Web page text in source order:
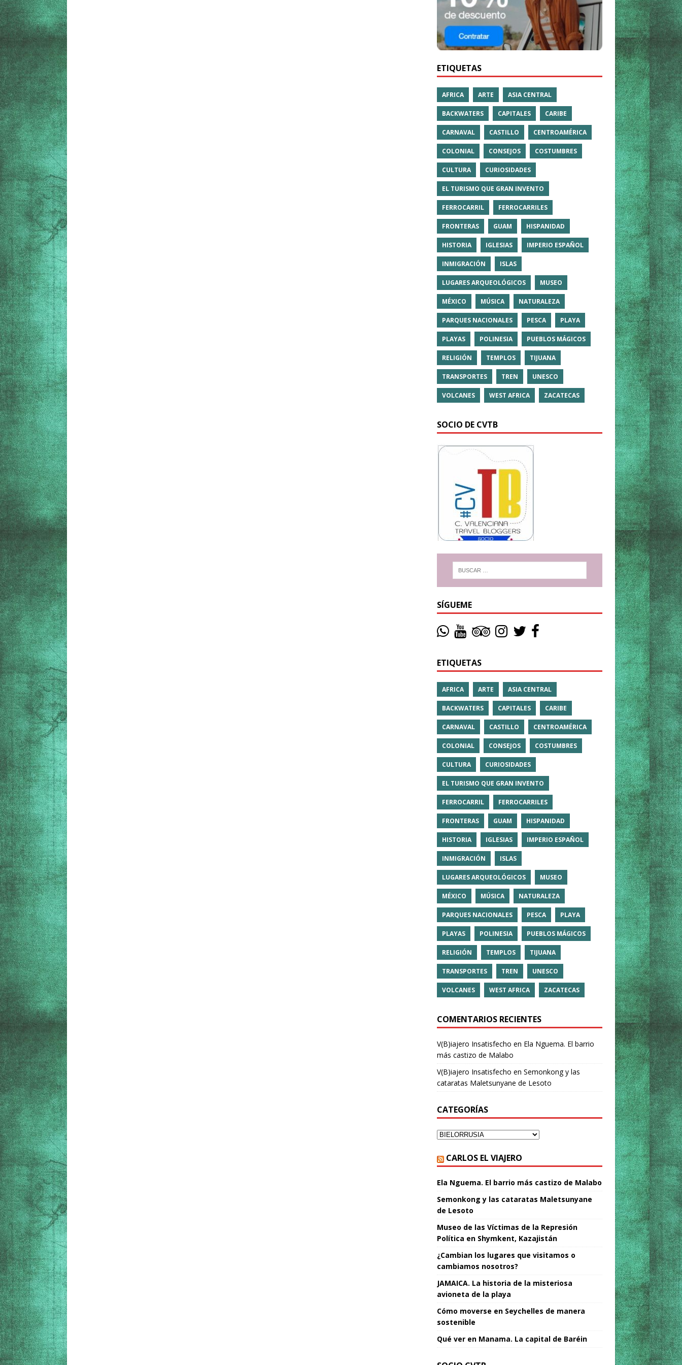
ETIQUETAS
AFRICA ARTE ASIA CENTRAL
BACKWATERS CAPITALES CARIBE
CARNAVAL CASTILLO CENTROAMÉRICA
COLONIAL CONSEJOS COSTUMBRES
CULTURA CURIOSIDADES
EL TURISMO QUE GRAN INVENTO
FERROCARRIL FERROCARRILES
FRONTERAS GUAM HISPANIDAD
HISTORIA IGLESIAS IMPERIO ESPAÑOL
INMIGRACIÓN ISLAS
LUGARES ARQUEOLÓGICOS MUSEO
MÉXICO MÚSICA NATURALEZA
PARQUES NACIONALES PESCA PLAYA
PLAYAS POLINESIA PUEBLOS MÁGICOS
RELIGIÓN TEMPLOS TIJUANA
TRANSPORTES TREN UNESCO
VOLCANES WEST AFRICA ZACATECAS
SOCIO DE CVTB
SÍGUEME
ETIQUETAS
AFRICA ARTE ASIA CENTRAL
BACKWATERS CAPITALES CARIBE
CARNAVAL CASTILLO CENTROAMÉRICA
COLONIAL CONSEJOS COSTUMBRES
CULTURA CURIOSIDADES
EL TURISMO QUE GRAN INVENTO
FERROCARRIL FERROCARRILES
FRONTERAS GUAM HISPANIDAD
HISTORIA IGLESIAS IMPERIO ESPAÑOL
INMIGRACIÓN ISLAS
LUGARES ARQUEOLÓGICOS MUSEO
MÉXICO MÚSICA NATURALEZA
PARQUES NACIONALES PESCA PLAYA
PLAYAS POLINESIA PUEBLOS MÁGICOS
RELIGIÓN TEMPLOS TIJUANA
TRANSPORTES TREN UNESCO
VOLCANES WEST AFRICA ZACATECAS
COMENTARIOS RECIENTES
V(B)iajero Insatisfecho en Ela Nguema. El barrio
más castizo de Malabo
V(B)iajero Insatisfecho en Semonkong y las
cataratas Maletsunyane de Lesoto
CATEGORÍAS
CARLOS EL VIAJERO
Ela Nguema. El barrio más castizo de Malabo
Semonkong y las cataratas Maletsunyane
de Lesoto
Museo de las Víctimas de la Represión
Política en Shymkent, Kazajistán
¿Cambian los lugares que visitamos o
cambiamos nosotros?
JAMAICA. La historia de la misteriosa
avioneta de la playa
Cómo moverse en Seychelles de manera
sostenible
Qué ver en Manama. La capital de Baréin